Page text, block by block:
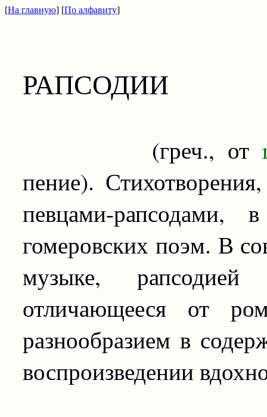
[На главную] [По алфавиту]
РАПСОДИИ
(греч., от
пение).
певцами-рапсодами,
гомеровских поэм. В
музыке, рапсодией
отличающееся от
разнообразием в
воспроизведении